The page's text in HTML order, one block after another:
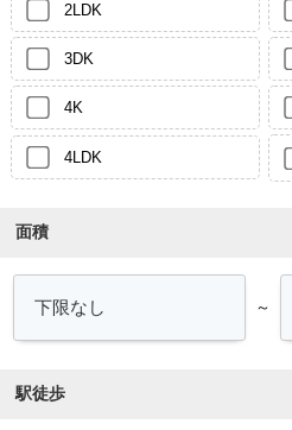
2LDK
3DK
4K
4LDK
面積
～
駅徒歩